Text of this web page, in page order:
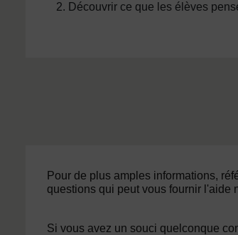
2. Découvrir ce que les élèves
Pour de plus amples informations,
questions qui peut vous fournir l'aide
Si vous avez un souci quelconque